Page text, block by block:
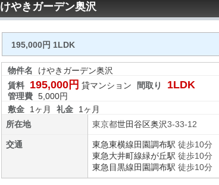
けやきガーデン奥沢
195,000円 1LDK
物件名
けやきガーデン奥沢
賃料
195,000円 貸マンション 間取り 1LDK
管理費 5,000円
敷金
1ヶ月 礼金
1ヶ月
所在地
東京都世田谷区奥沢3-33-12
交通 東急東横線田園調布駅 徒歩10分
東急大井町線緑が丘駅 徒歩10分
東急目黒線田園調布駅 徒歩10分